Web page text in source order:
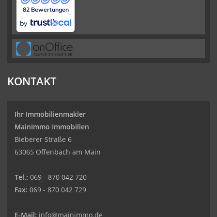
82 Bewertungen
by
KONTAKT
Ihr Immobilienmakler
MainImmo Immobilien
Bieberer Straße 6
63065 Offenbach am Main
Tel.: 069 - 870 042 720
Fax: 069 - 870 042 729
E-Mail: info@mainimmo.de